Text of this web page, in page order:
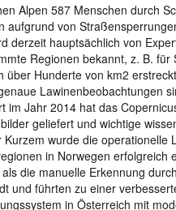
Alpen 587 Menschen durch
aufgrund von
derzeit hauptsächlich von
Regionen bekannt, z. B.
Hunderte von km2
Lawinenbeobachtungen
im Jahr 2014 hat das
geliefert und wichtige
wurde die
in Norwegen erfolgreich
die manuelle Erkennung
und führten zu einer
in Österreich mit